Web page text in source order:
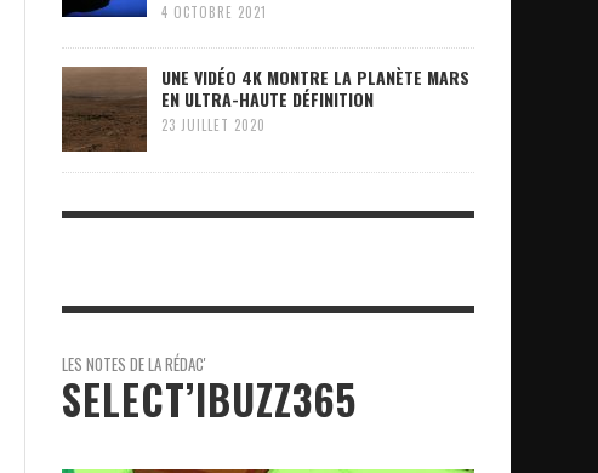
4 OCTOBRE 2021
UNE VIDÉO 4K MONTRE LA PLANÈTE MARS
EN ULTRA-HAUTE DÉFINITION
23 JUILLET 2020
LES NOTES DE LA RÉDAC'
SELECT’IBUZZ365